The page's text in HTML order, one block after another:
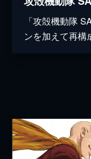
「攻殻機動隊
ンを加えて再構